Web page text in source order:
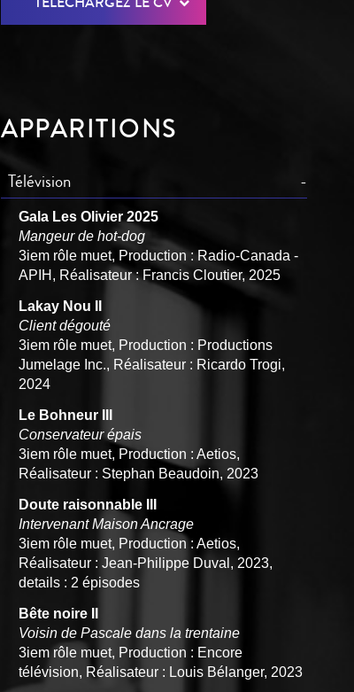
APPARITIONS
Télévision
Gala Les Olivier 2025
Mangeur de hot-dog
3iem rôle muet, Production : Radio-Canada -
APIH, Réalisateur : Francis Cloutier, 2025
Lakay Nou II
Client dégouté
3iem rôle muet, Production : Productions
Jumelage Inc., Réalisateur : Ricardo Trogi,
2024
Le Bohneur III
Conservateur épais
3iem rôle muet, Production : Aetios,
Réalisateur : Stephan Beaudoin, 2023
Doute raisonnable III
Intervenant Maison Ancrage
3iem rôle muet, Production : Aetios,
Réalisateur : Jean-Philippe Duval, 2023,
details : 2 épisodes
Bête noire II
Voisin de Pascale dans la trentaine
3iem rôle muet, Production : Encore
télévision, Réalisateur : Louis Bélanger, 2023